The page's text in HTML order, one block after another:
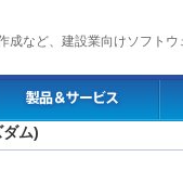
成など、建設業向けソフト
ム)